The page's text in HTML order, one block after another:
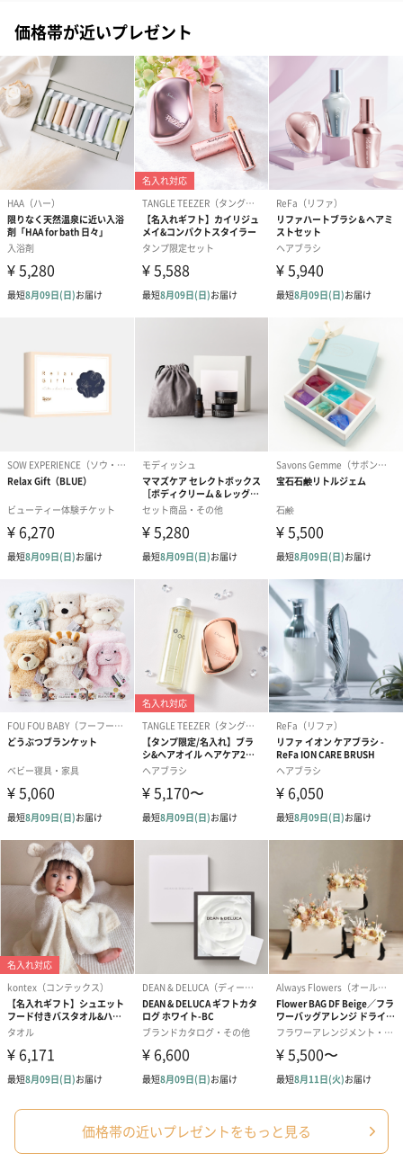
価格帯が近いプレゼント
価格帯の近いプレゼントをもっと見る